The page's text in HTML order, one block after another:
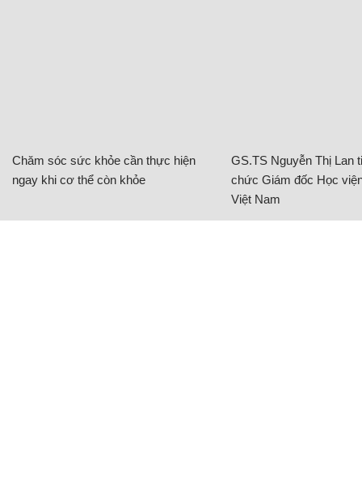
Chăm sóc sức khỏe cần thực hiện
ngay khi cơ thể còn khỏe
GS.TS Nguyễn Thị Lan
chức Giám đốc Học
Việt Nam